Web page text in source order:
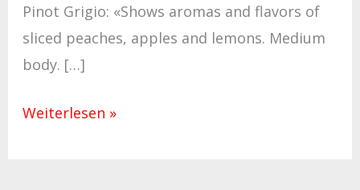
Pinot Grigio: «Shows aromas and flavors of
sliced peaches, apples and lemons. Medium
body. […]
Weiterlesen »